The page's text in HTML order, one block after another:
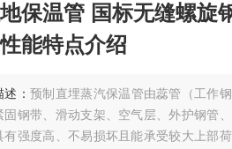
保温管 国标无缝螺旋
能特点介绍
述：预制直埋蒸汽保温管由蕊管（工作
固钢带、滑动支架、空气层、外护钢管
有强度高、不易损坏且能承受较大上部